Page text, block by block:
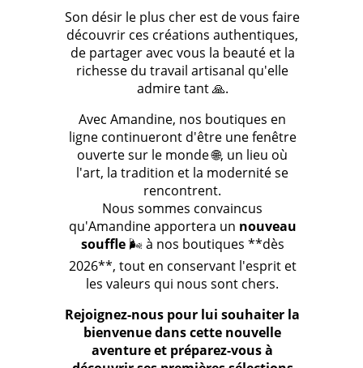
Son désir le plus cher est de vous faire
découvrir ces créations authentiques,
de partager avec vous la beauté et la
richesse du travail artisanal qu'elle
admire tant 🙏.
Avec Amandine, nos boutiques en
ligne continueront d'être une fenêtre
ouverte sur le monde 🌐, un lieu où
l'art, la tradition et la modernité se
rencontrent.
Nous sommes convaincus
qu'Amandine apportera un nouveau
souffle🌬️ à nos boutiques **dès
2026**, tout en conservant l'esprit et
les valeurs qui nous sont chers.
Rejoignez-nous pour lui souhaiter la
bienvenue dans cette nouvelle
aventure et préparez-vous à